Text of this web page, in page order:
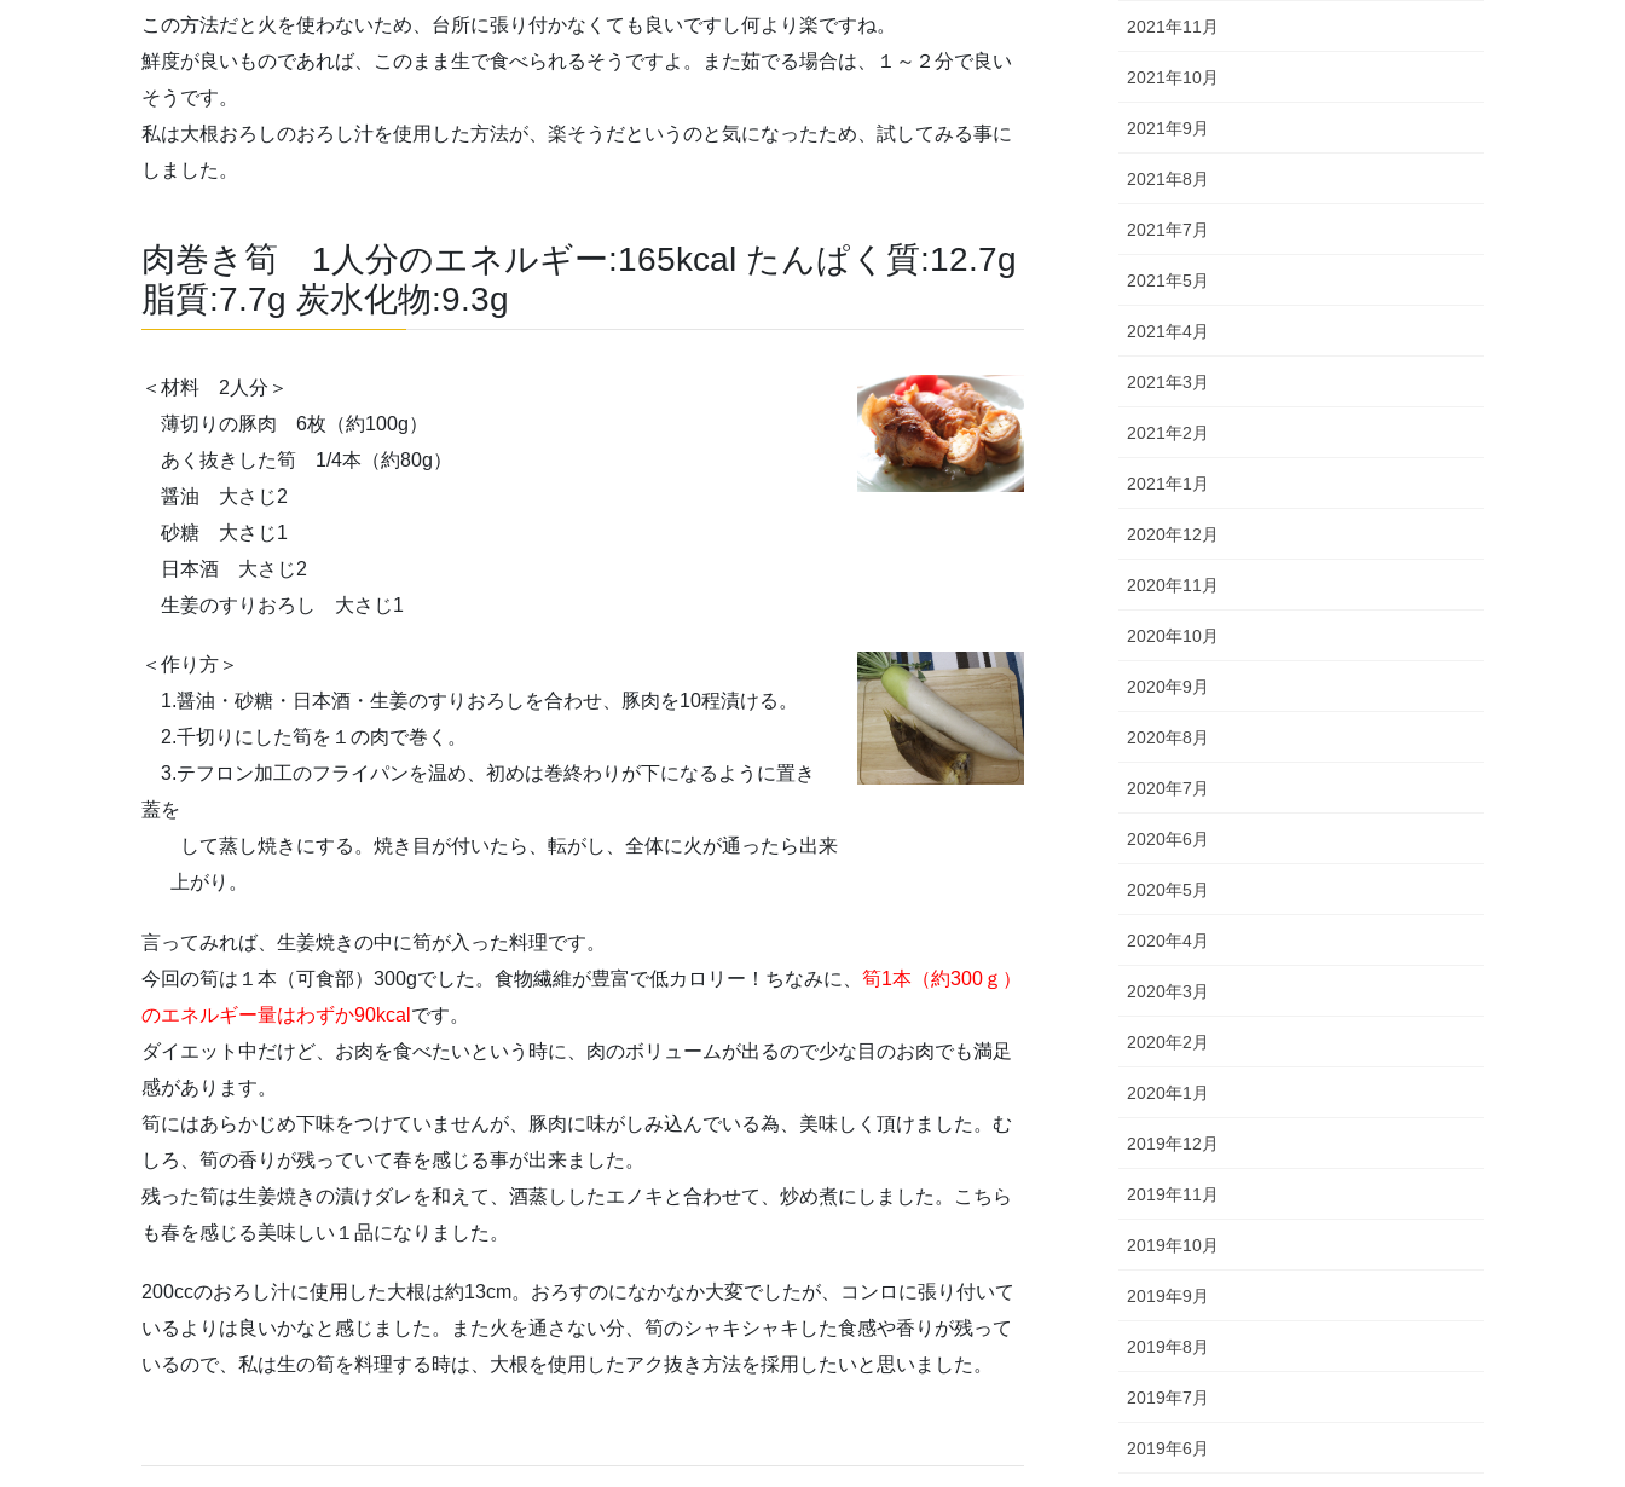
この方法だと火を使わないため、台所に張り付かなくても良いですし何より楽ですね。
鮮度が良いものであれば、このまま生で食べられるそうですよ。また茹でる場合は、１～２分で良い
そうです。
私は大根おろしのおろし汁を使用した方法が、楽そうだというのと気になったため、試してみる事に
しました。
肉巻き筍 1人分のエネルギー:165kcal たんぱく質:12.7g
脂質:7.7g 炭水化物:9.3g
＜材料 2人分＞
薄切りの豚肉 6枚（約100g）
あく抜きした筍 1/4本（約80g）
醤油 大さじ2
砂糖 大さじ1
日本酒 大さじ2
生姜のすりおろし 大さじ1
＜作り方＞
1.醤油・砂糖・日本酒・生姜のすりおろしを合わせ、豚肉を10程漬ける。
2.千切りにした筍を１の肉で巻く。
3.テフロン加工のフライパンを温め、初めは巻終わりが下になるように置き
蓋を
して蒸し焼きにする。焼き目が付いたら、転がし、全体に火が通ったら出来
上がり。
言ってみれば、生姜焼きの中に筍が入った料理です。
今回の筍は１本（可食部）300gでした。食物繊維が豊富で低カロリー！ちなみに、 筍1本（約300ｇ）
のエネルギー量はわずか90kcal です。
ダイエット中だけど、お肉を食べたいという時に、肉のボリュームが出るので少な目のお肉でも満足
感があります。
筍にはあらかじめ下味をつけていませんが、豚肉に味がしみ込んでいる為、美味しく頂けました。む
しろ、筍の香りが残っていて春を感じる事が出来ました。
残った筍は生姜焼きの漬けダレを和えて、酒蒸ししたエノキと合わせて、炒め煮にしました。こちら
も春を感じる美味しい１品になりました。
200ccのおろし汁に使用した大根は約13cm。おろすのになかなか大変でしたが、コンロに張り付いて
いるよりは良いかなと感じました。また火を通さない分、筍のシャキシャキした食感や香りが残って
いるので、私は生の筍を料理する時は、大根を使用したアク抜き方法を採用したいと思いました。
2021年11月
2021年10月
2021年9月
2021年8月
2021年7月
2021年5月
2021年4月
2021年3月
2021年2月
2021年1月
2020年12月
2020年11月
2020年10月
2020年9月
2020年8月
2020年7月
2020年6月
2020年5月
2020年4月
2020年3月
2020年2月
2020年1月
2019年12月
2019年11月
2019年10月
2019年9月
2019年8月
2019年7月
2019年6月